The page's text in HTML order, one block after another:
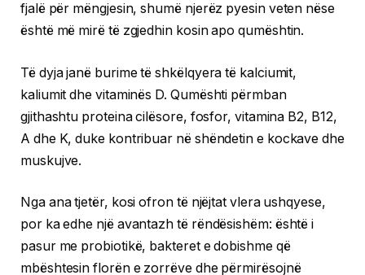
fjalë për mëngjesin, shumë njerëz pyesin veten nëse
është më mirë të zgjedhin kosin apo qumështin.
Të dyja janë burime të shkëlqyera të kalciumit,
kaliumit dhe vitaminës D. Qumështi përmban
gjithashtu proteina cilësore, fosfor, vitamina B2, B12,
A dhe K, duke kontribuar në shëndetin e kockave dhe
muskujve.
Nga ana tjetër, kosi ofron të njëjtat vlera ushqyese,
por ka edhe një avantazh të rëndësishëm: është i
pasur me probiotikë, bakteret e dobishme që
mbështesin florën e zorrëve dhe përmirësojnë